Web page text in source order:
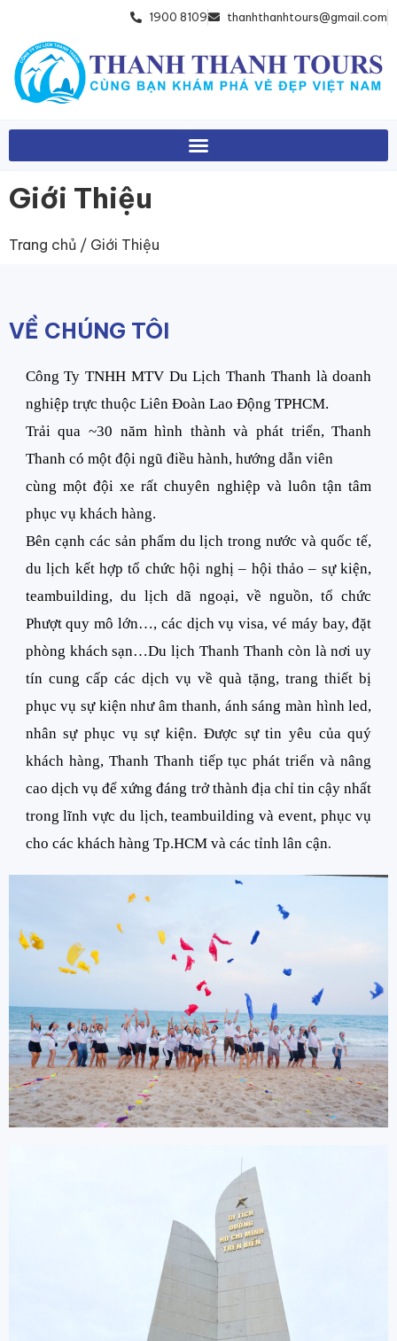
1900 8109 thanhthanhtours@gmail.com
Giới Thiệu
Trang chủ / Giới Thiệu
VỀ CHÚNG TÔI
Công Ty TNHH MTV Du Lịch Thanh Thanh là doanh
nghiệp trực thuộc Liên Đoàn Lao Động TPHCM.
Trải qua ~30 năm hình thành và phát triển, Thanh
Thanh có một đội ngũ điều hành, hướng dẫn viên
cùng một đội xe rất chuyên nghiệp và luôn tận tâm
phục vụ khách hàng.
Bên cạnh các sản phẩm du lịch trong nước và quốc tế,
du lịch kết hợp tổ chức hội nghị – hội thảo – sự kiện,
teambuilding, du lịch dã ngoại, về nguồn, tổ chức
Phượt quy mô lớn…, các dịch vụ visa, vé máy bay, đặt
phòng khách sạn…Du lịch Thanh Thanh còn là nơi uy
tín cung cấp các dịch vụ về quà tặng, trang thiết bị
phục vụ sự kiện như âm thanh, ánh sáng màn hình led,
nhân sự phục vụ sự kiện. Được sự tin yêu của quý
khách hàng, Thanh Thanh tiếp tục phát triển và nâng
cao dịch vụ để xứng đáng trở thành địa chỉ tin cậy nhất
trong lĩnh vực du lịch, teambuilding và event, phục vụ
cho các khách hàng Tp.HCM và các tỉnh lân cận.